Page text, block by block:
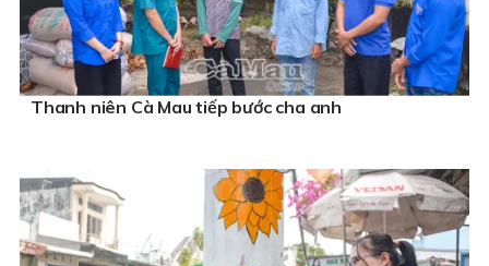
Thanh niên Cà Mau tiếp bước cha anh